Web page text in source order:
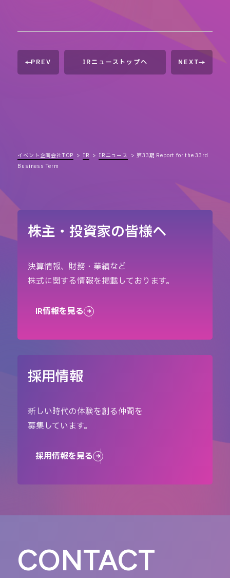
PREV IRニューストップへ NEXT
イベント企画会社TOP IR IRニュース
第33期 Report for the 33rd
Business Term
株主・投資家の皆様へ
決算情報、財務・業績など
株式に関する情報を掲載しております。
IR情報を見る
採用情報
新しい時代の体験を創る仲間を
募集しています。
採用情報を見る
CONTACT